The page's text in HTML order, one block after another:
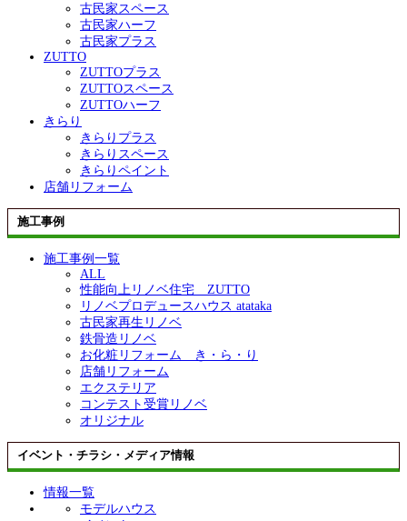
古民家スペース
古民家ハーフ
古民家プラス
ZUTTO
ZUTTOプラス
ZUTTOスペース
ZUTTOハーフ
きらり
きらりプラス
きらりスペース
きらりペイント
店舗リフォーム
施工事例
施工事例一覧
ALL
性能向上リノベ住宅 ZUTTO
リノベプロデュースハウス atataka
古民家再生リノベ
鉄骨造リノベ
お化粧リフォーム き・ら・り
店舗リフォーム
エクステリア
コンテスト受賞リノベ
オリジナル
イベント・チラシ・メディア情報
情報一覧
モデルハウス